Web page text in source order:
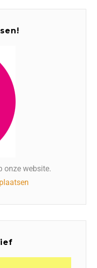
onze website.